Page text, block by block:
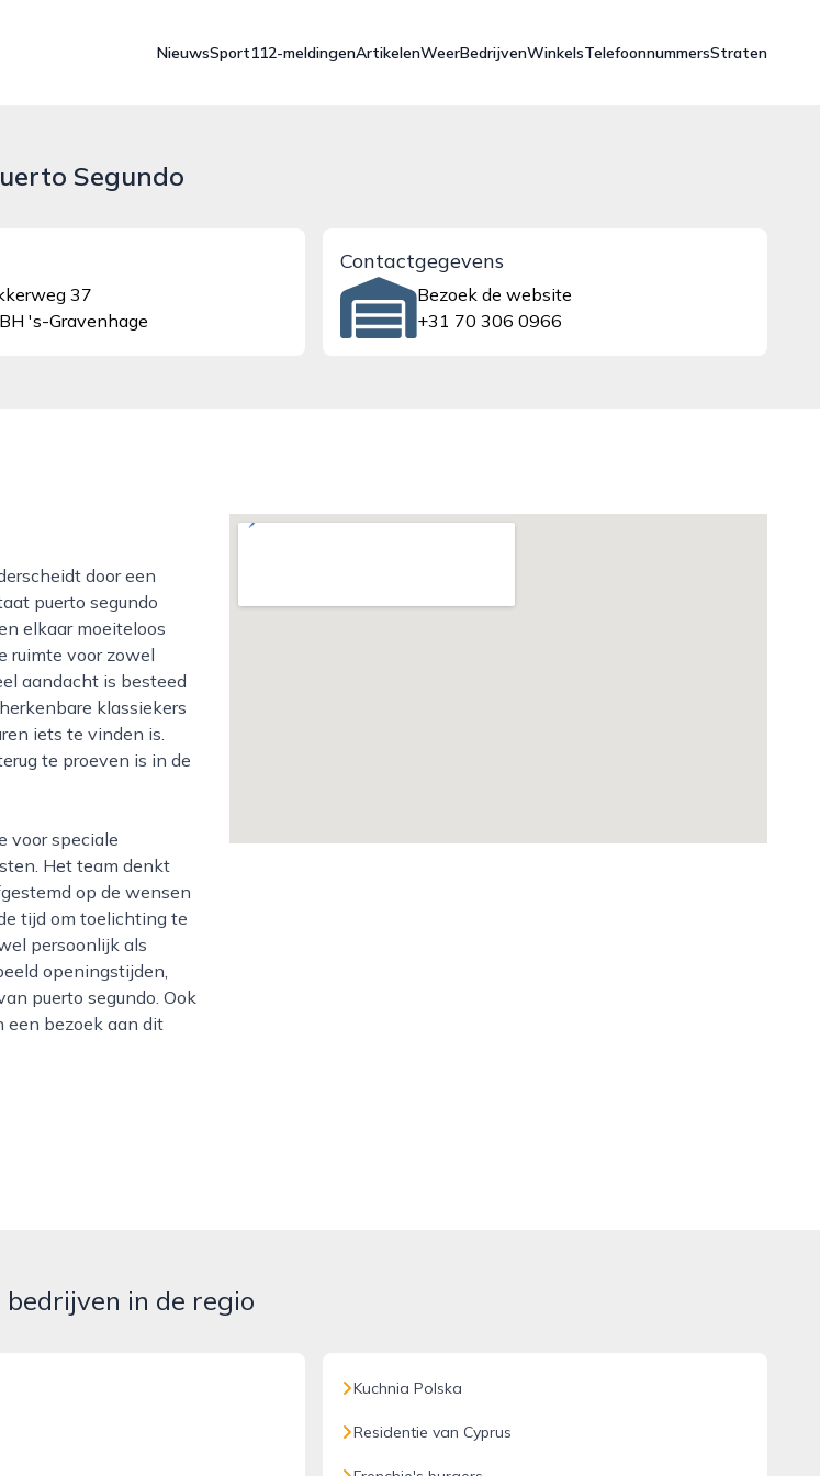
NieuwsSport112-meldingenArtikelenWeerBedrijvenWinkelsTelefoonnummersStraten
Segundo
37
's-Gravenhage
Contactgegevens
Bezoek de website
+31 70 306 0966
puerto segundo
elkaar moeiteloos
ruimte voor zowel
aandacht is besteed
klassiekers
iets te vinden is.
te proeven is in de
Het team denkt
op de wensen
tijd om toelichting te
persoonlijk als
openingstijden,
puerto segundo. Ook
een bezoek aan dit
in de regio
Kuchnia Polska
Residentie van Cyprus